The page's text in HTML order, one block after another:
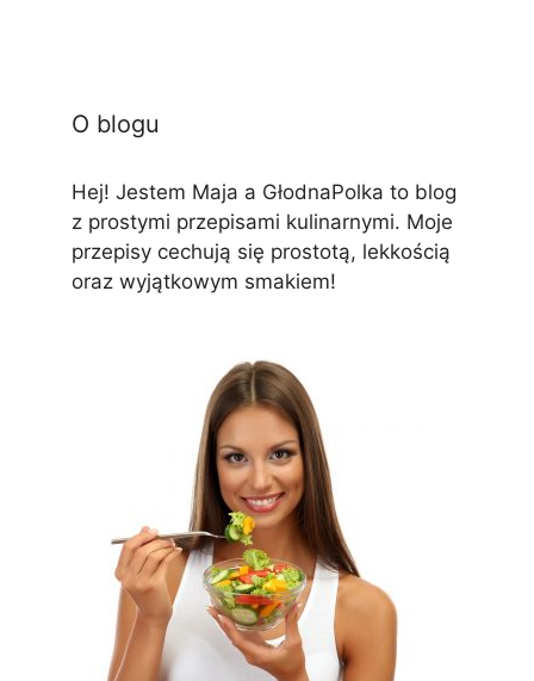
O blogu
Hej! Jestem Maja a GłodnaPolka to blog
z prostymi przepisami kulinarnymi. Moje
przepisy cechują się prostotą, lekkością
oraz wyjątkowym smakiem!